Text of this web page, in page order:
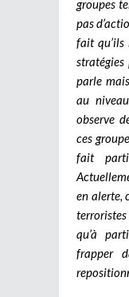
groupes
pas
fait qu’ils
stratégies
parle
au
observe
ces
fait
en alerte,
qu’à
frapper